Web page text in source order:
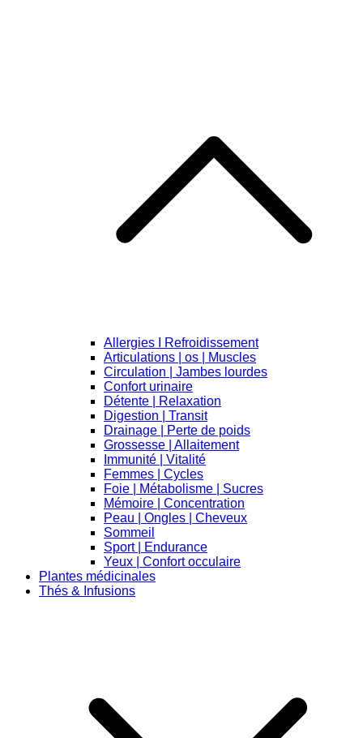
Allergies I Refroidissement
Articulations | os | Muscles
Circulation | Jambes lourdes
Confort urinaire
Détente | Relaxation
Digestion | Transit
Drainage | Perte de poids
Grossesse | Allaitement
Immunité | Vitalité
Femmes | Cycles
Foie | Métabolisme | Sucres
Mémoire | Concentration
Peau | Ongles | Cheveux
Sommeil
Sport | Endurance
Yeux | Confort occulaire
Plantes médicinales
Thés & Infusions